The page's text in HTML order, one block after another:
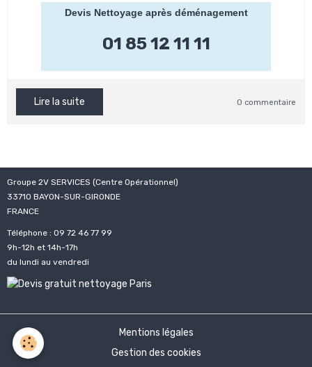
Devis Nettoyage après déménagement
01 85 12 11 11
Lire la suite 0 commentaire
Groupe 2V SERVICES (Centre Opérationnel)
33710 BAYON-SUR-GIRONDE
FRANCE
Téléphone : 09 72 46 77 99
9h-12h et 14h-17h
du lundi au vendredi
Mentions légales
Gestion des cookies